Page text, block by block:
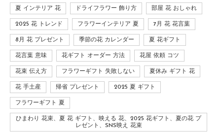
夏 インテリア 花 ドライフラワー 飾り方 部屋 花 おしゃれ
2025 花 トレンド フラワーインテリア 夏 7月 花 花言葉
8月 花 プレゼント 季節の花 カレンダー 夏 花ギフト
花言葉 意味 花ギフト オーダー 方法 花屋 依頼 コツ
花束 伝え方 フラワーギフト 失敗しない 夏休み ギフト 花
花 手土産 帰省 プレゼント 2025 夏 ギフト
フラワーギフト 夏
ひまわり 花束、夏 花 ギフト、映える 花、2025 花ギフト、夏の花 プ
レゼント、SNS映え 花束